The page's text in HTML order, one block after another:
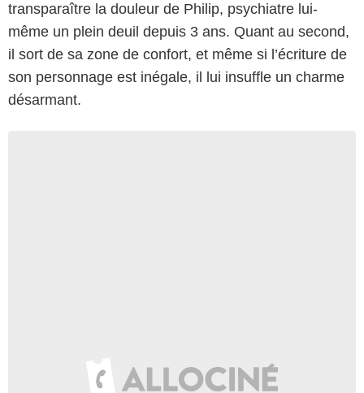
transparaître la douleur de Philip, psychiatre lui-
même un plein deuil depuis 3 ans. Quant au second,
il sort de sa zone de confort, et même si l’écriture de
son personnage est inégale, il lui insuffle un charme
désarmant.